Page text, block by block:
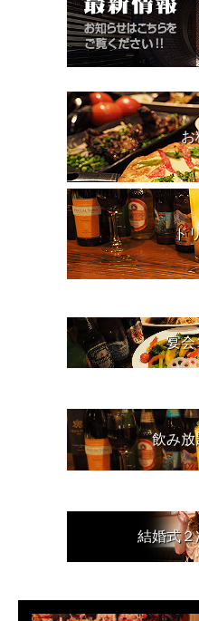
お
ド
宴会
飲み放
結婚式２